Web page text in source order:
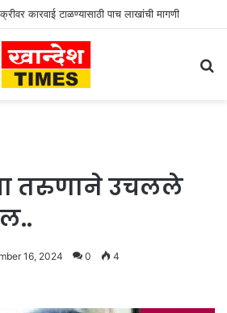
कारवाई टाळण्यासाठी पाच लाखांची मागणी
तरुणाने उचलले
16, 2024 0 4